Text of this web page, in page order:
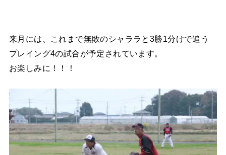
来月には、これまで無敗のシャララと3勝1分けで追う
プレイング4の試合が予定されています。
お楽しみに！！！